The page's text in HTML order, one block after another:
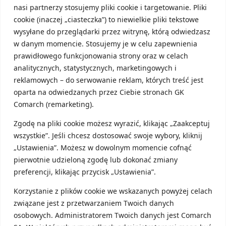
nasi partnerzy stosujemy pliki cookie i targetowanie. Pliki
cookie (inaczej „ciasteczka”) to niewielkie pliki tekstowe
wysyłane do przeglądarki przez witrynę, którą odwiedzasz
w danym momencie. Stosujemy je w celu zapewnienia
prawidłowego funkcjonowania strony oraz w celach
analitycznych, statystycznych, marketingowych i
reklamowych – do serwowanie reklam, których treść jest
oparta na odwiedzanych przez Ciebie stronach GK
Comarch (remarketing).
Zgodę na pliki cookie możesz wyrazić, klikając „Zaakceptuj
wszystkie”. Jeśli chcesz dostosować swoje wybory, kliknij
„Ustawienia”. Możesz w dowolnym momencie cofnąć
pierwotnie udzieloną zgodę lub dokonać zmiany
preferencji, klikając przycisk „Ustawienia”.
Korzystanie z plików cookie we wskazanych powyżej celach
związane jest z przetwarzaniem Twoich danych
osobowych. Administratorem Twoich danych jest Comarch
Ostatnie wpisy
PRZEPISY
Działalność nierejestrowana a składki